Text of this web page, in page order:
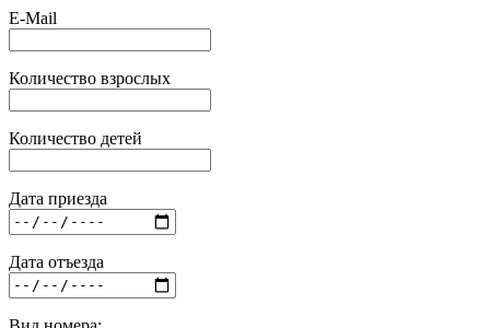
E-Mail
Количество взрослых
Количество детей
Дата приезда
Дата отъезда